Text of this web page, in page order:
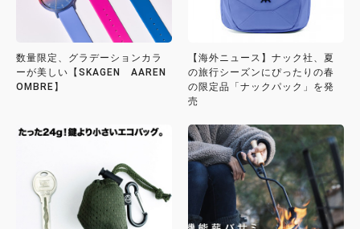
数量限定、グラデーションカラ
ーが美しい【SKAGEN AAREN
OMBRE】
【海外ニュース】ナック社、夏
の旅行シーズンにぴったりの春
の限定品「ナックパック」を発
売